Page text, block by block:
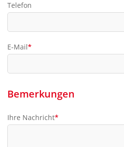
Telefon
E-Mail*
Bemerkungen
Ihre Nachricht*